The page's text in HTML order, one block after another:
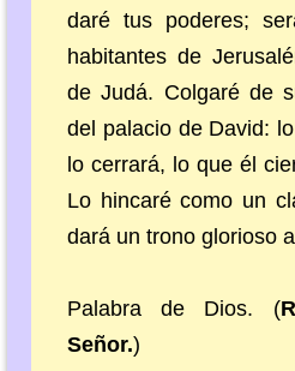
daré tus poderes;
habitantes de
de Judá. Colgaré de
del palacio de David:
lo cerrará, lo que él
Lo hincaré como un
dará un trono glorioso
Palabra de Dios. (
Señor.)